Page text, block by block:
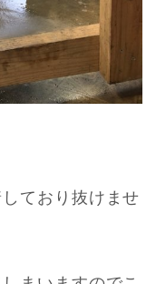
ており抜けませ